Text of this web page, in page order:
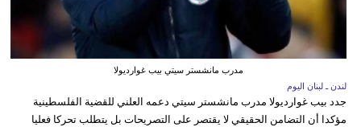
مدرب مانشستر سيتي بيب غوارديولا
لندن ـ لبنان اليوم
جدد بيب غوارديولا مدرب مانشستر سيتي دعمه العلني للقضية الفلسطينية
مؤكدا أن التضامن الحقيقي لا يقتصر على التصريحات بل يتطلب تحركا فعليا